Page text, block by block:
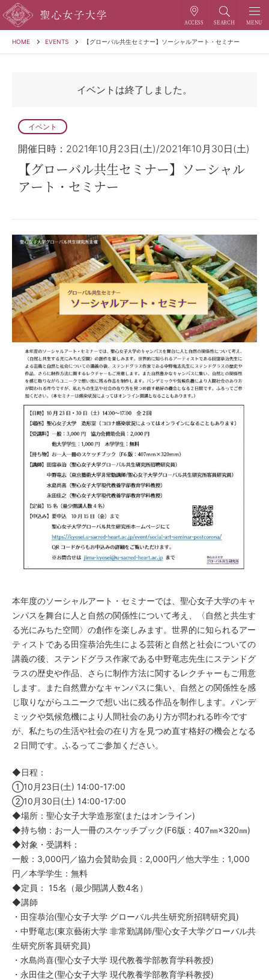
HOME EVENTS 【グローバル共生セミナー】ソーシャルアート・セミナー
イベントは終了しました。
イベント
開催日時：2021年10月23日(土)/2021年10月30日(土)
【グローバル共生セミナー】ソーシャル
アート・セミナー
本年度のソーシャルアート・セミナーでは、聖心女子大学のキャ
ンパスを舞台に人と自然の関係性について考え、〈自然と共生す
る光にみちた空間〉の創作を楽しみます。世界的に知られるアー
ティストである田窪恭治先生による芸術と自然と社会についての
講義の後、ステンドグラス作家である中野竜志先生にステンドグ
ラスの歴史や作品、さらに制作方法に関するレクチャーもご用意
します。また自然豊かなキャンパスに集い、自然との関係性を感
じ取りながらユニークで想い出に残る作品を制作します。パンデ
ミックや気候危機により人間社会のあり方が問われる昨今です
が、私たちの生活や社会の在り方を見つめ直す格好の機会となる
２日間です。ふるってご参加ください。
◆日程：
①10月23日(土) 14:00-17:00
②10月30日(土) 14:00-17:00
◆場所：聖心女子大学造形室(またはオンライン)
◆持ち物：お一人一冊のスケッチブック(F6版：407㎜×320㎜)
◆対象・受講料：
一般：3,000円／協力会賛助会員：2,000円／他大学生：1,000
円／本学学生：無料
◆定員： 15名（最少開講人数4名）
◆講師
・田窪恭治(聖心女子大学 グローバル共生研究所招聘研究員)
・中野竜志(東京藝術大学 非常勤講師/聖心女子大学グローバル共
生研究所客員研究員)
・水島尚喜(聖心女子大学 現代教養学部教育学科教授)
・永田佳之(聖心女子大学 現代教養学部教育学科教授)